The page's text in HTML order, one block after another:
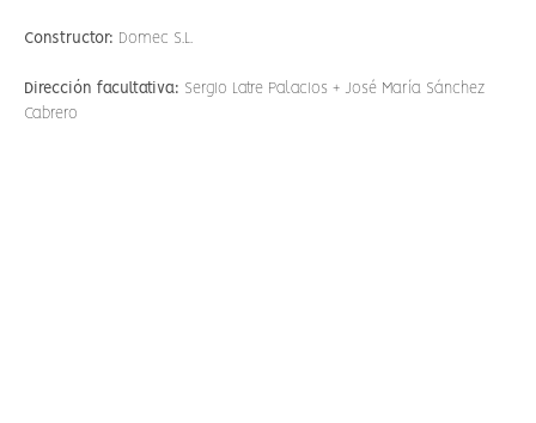
Constructor: Domec S.L.
Dirección facultativa: Sergio Latre Palacios + José María Sánchez
Cabrero